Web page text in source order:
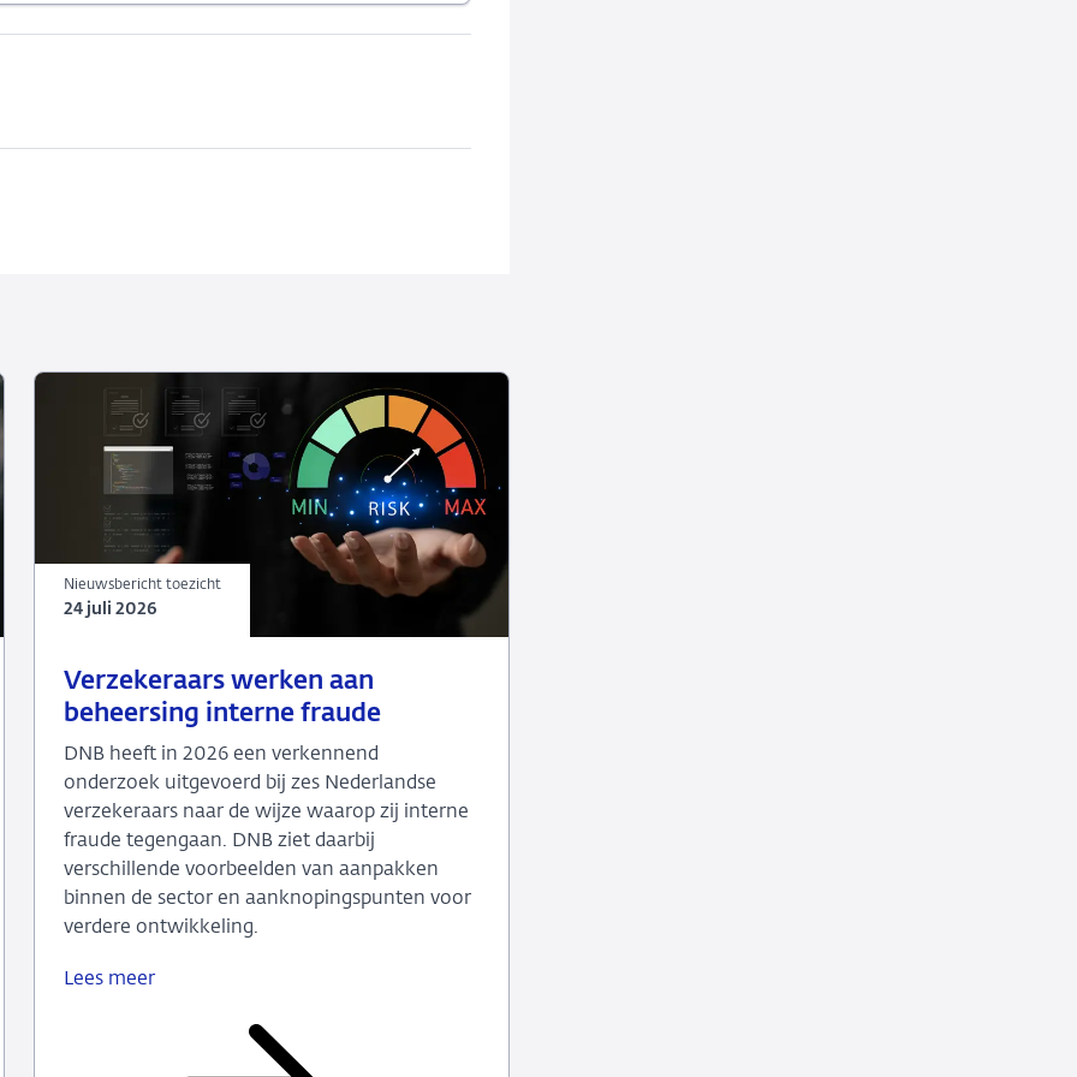
Verzekeraars werken aan
beheersing interne fraude
24
juli
Nieuwsbericht
toezicht
DNB heeft in 2026 een verkennend
onderzoek uitgevoerd bij zes Nederlandse
verzekeraars naar de wijze waarop zij interne
fraude tegengaan. DNB ziet daarbij
verschillende voorbeelden van aanpakken
binnen de sector en aanknopingspunten voor
verdere ontwikkeling.
Lees meer
Nieuwsbericht toezicht
24 juli 2026